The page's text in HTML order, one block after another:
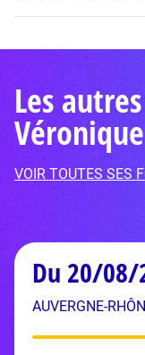
Les
Véronique
VOIR TOUTES SES
Du 20/
AUVERGNE-